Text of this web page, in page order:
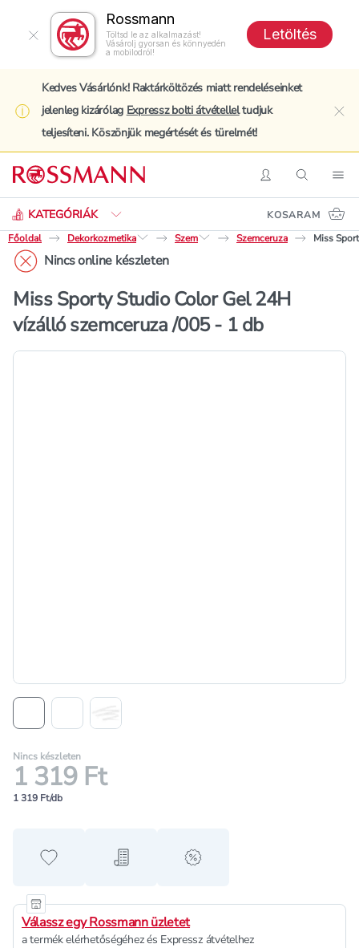
Rossmann
Töltsd le az alkalmazást!
Vásárolj gyorsan és könnyedén
a mobilodról!
Letöltés
Kedves Vásárlónk! Raktárköltözés miatt rendeléseinket
jelenleg kizárólag Expressz bolti átvételleltudjuk
teljesíteni. Köszönjük megértését és türelmét!
BelépésKeresés
KATEGÓRIÁK
Keresés
KOSARAM
Főoldal
Dekorkozmetika Szem Szemceruza Miss
Nincs online készleten
Miss Sporty Studio Color Gel 24H
vízálló szemceruza /005 - 1 db
Nincs készleten
1 319 Ft
1 319 Ft/db
Hozzáadás a kedvencekhez
Hozzáadás a bevásárló listához
alert when on sale
Válassz egy Rossmann üzletet
a termék elérhetőségéhez és Expressz átvételhez